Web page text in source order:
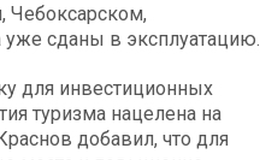
Чебоксарском,
сданы в эксплуатацию.
для инвестиционных
туризма нацелена на
добавил, что для